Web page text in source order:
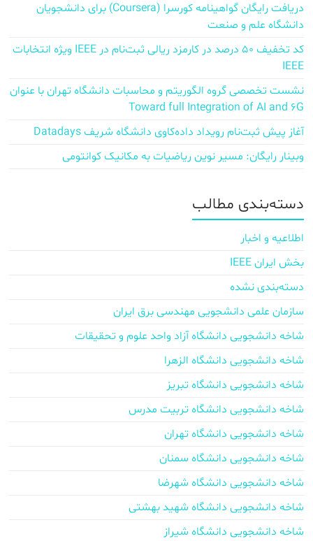
دریافت رایگان گواهینامه کورسرا (Coursera) برای دانشجویان
دانشگاه علم و صنعت
کد تخفیف ۵۰ درصد در کارمزد ریالی ثبت‌نام در IEEE ویژه انتخابات
IEEE
نشست تخصصی گروه الگوریتم و محاسبات دانشگاه تهران با عنوان
Toward full Integration of AI and 6G
آغاز پیش‌ ثبت‌نام رویداد داده‌کاوی دانشگاه شریف Datadays
وبینار رایگان: مسیر نوین ریاضیات به مکانیک کوانتومی
دسته‌بندی مطالب
اطلاعیه و اخبار
بخش ایران IEEE
دسته‌بندی نشده
سازمان علمی دانشجویی مهندسی برق ایران
شاخه دانشجویی دانشگاه آزاد واحد علوم و تحقیقات
شاخه دانشجویی دانشگاه الزهرا
شاخه دانشجویی دانشگاه تبریز
شاخه دانشجویی دانشگاه تربیت مدرس
شاخه دانشجویی دانشگاه تهران
شاخه دانشجویی دانشگاه سمنان
شاخه دانشجویی دانشگاه شهرضا
شاخه دانشجویی دانشگاه شهید بهشتی
شاخه دانشجویی دانشگاه شیراز